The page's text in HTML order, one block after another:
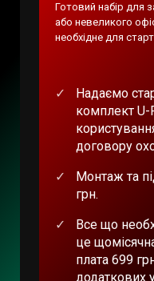
Готовий набір для
або невеликого
необхідне для
Надаємо
комплект U-
договору
Монтаж та
грн.
Все що
це
плата 699
додаткових